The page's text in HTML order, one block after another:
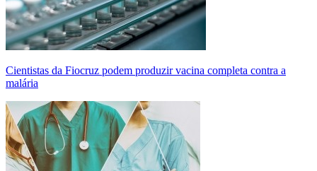
Cientistas da Fiocruz podem produzir vacina completa contra a
malária